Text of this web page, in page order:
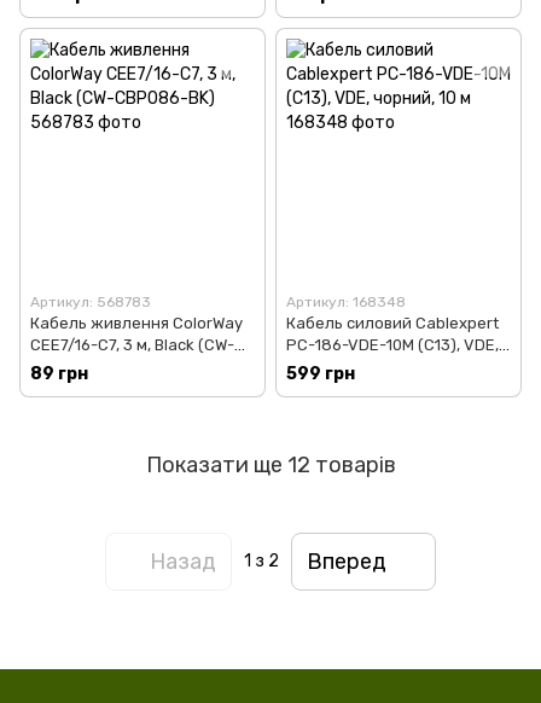
Артикул: 568783
Кабель живлення ColorWay
CEE7/16-C7, 3 м, Black (CW-
CBP086-BK)
89 грн
Артикул: 168348
Кабель силовий Cablexpert
PC-186-VDE-10M (С13), VDE,
чорний, 10 м
599 грн
Показати ще 12 товарів
Назад 1 з 2 Вперед